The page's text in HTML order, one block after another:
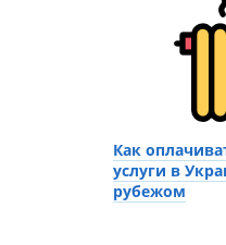
Как
услуги в
рубежом